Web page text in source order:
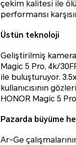
çekim kalitesi ile
performansı
Üstün teknoloji
Geliştirilmiş
Magic 5 Pro, 4k/
ile buluşturuyor.
kullanıcısının
HONOR Magic 5
Pazarda büyüme
Ar-Ge